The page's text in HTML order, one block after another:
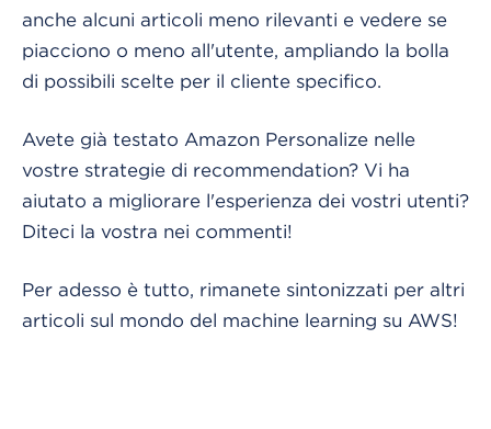
anche alcuni articoli meno rilevanti e vedere se
piacciono o meno all'utente, ampliando la bolla
di possibili scelte per il cliente specifico.
Avete già testato Amazon Personalize nelle
vostre strategie di recommendation? Vi ha
aiutato a migliorare l'esperienza dei vostri utenti?
Diteci la vostra nei commenti!
Per adesso è tutto, rimanete sintonizzati per altri
articoli sul mondo del machine learning su AWS!